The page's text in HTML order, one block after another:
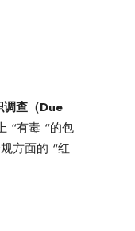
调查（Due
“有毒 “的包
方面的 “红